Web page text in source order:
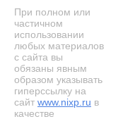
При полном или
частичном
использовании
любых материалов
с сайта вы
обязаны явным
образом указывать
гиперссылку на
сайт www.nixp.ru в
качестве